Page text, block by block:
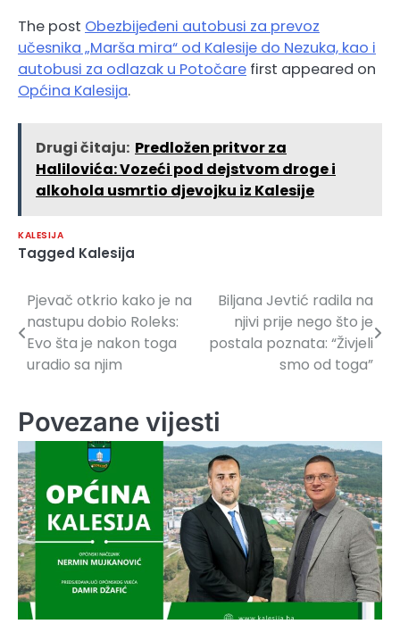
The post Obezbijeđeni autobusi za prevoz
učesnika „Marša mira“ od Kalesije do Nezuka, kao i
autobusi za odlazak u Potočare first appeared on
Općina Kalesija.
Drugi čitaju: Predložen pritvor za
Halilovića: Vozeći pod dejstvom droge i
alkohola usmrtio djevojku iz Kalesije
KALESIJA
Tagged Kalesija
Navigacija
članaka
Pjevač otkrio kako je na
nastupu dobio Roleks:
Evo šta je nakon toga
uradio sa njim
Biljana Jevtić radila na
njivi prije nego što je
postala poznata: “Živjeli
smo od toga”
Povezane vijesti